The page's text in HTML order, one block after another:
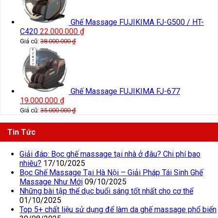
Ghế Massage FUJIKIMA FJ-G500 / HT-
C420 22.000.000 ₫
Giá cũ: 38.000.000₫
Ghế Massage FUJIKIMA FJ-677
19.000.000 ₫
Giá cũ: 35.000.000₫
Tin Tức
Giải đáp: Bọc ghế massage tại nhà ở đâu? Chi phí bao
nhiêu? 17/10/2025
Bọc Ghế Massage Tại Hà Nội – Giải Pháp Tái Sinh Ghế
Massage Như Mới 09/10/2025
Những bài tập thể dục buổi sáng tốt nhất cho cơ thể
01/10/2025
Top 5+ chất liệu sử dụng để làm da ghế massage phổ biến